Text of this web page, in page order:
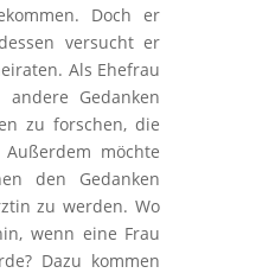
Doch er
versucht er
Als Ehefrau
Gedanken
zu forschen, die
möchte
den Gedanken
zu werden. Wo
wenn eine Frau
Dazu kommen